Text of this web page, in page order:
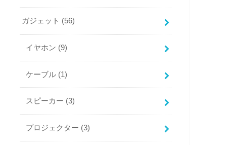
ガジェット (56)
イヤホン (9)
ケーブル (1)
スピーカー (3)
プロジェクター (3)